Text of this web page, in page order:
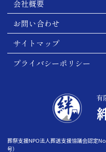
会社概要
お問い合わせ
サイトマップ
プライバシーポリシー
有
葬祭支援NPO法人葬送支援協議会認定
号）